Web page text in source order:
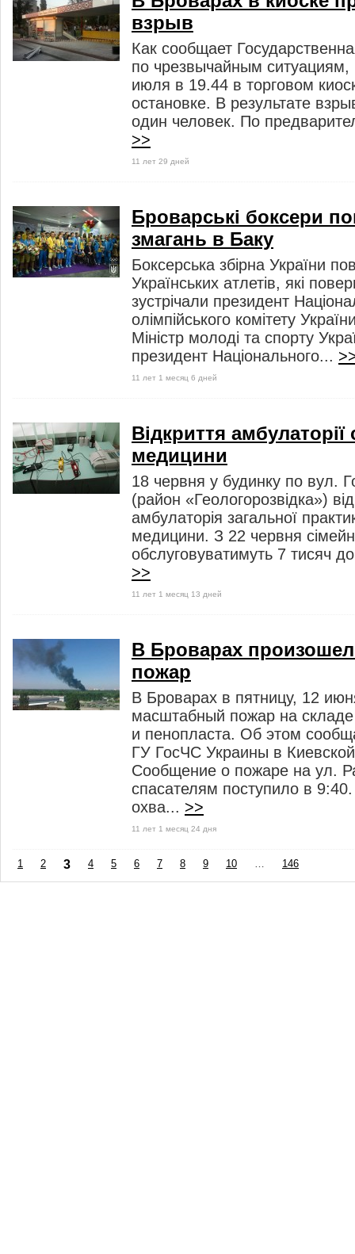
взрыв
Как сообщает
по чрезвычайным
июля в 19.44 в торговом
остановке. В результате
один человек. По
>>
11 лет 29 дней
Броварські боксери
змагань в Баку
Боксерська збірна України
Українських атлетів, які
зустрічали президент
олімпійського комітету
Міністр молоді та спорту
президент Національного...
11 лет 1 месяц 6 дней
Відкриття амбулаторії
медицини
18 червня у будинку по вул.
(район «Геологорозвідка»)
амбулаторія загальної
медицини. З 22 червня сімейні
обслуговуватимуть 7 тисяч
>>
11 лет 1 месяц 13 дней
В Броварах
пожар
В Броварах в пятницу, 12
масштабный пожар на
и пенопласта. Об этом
ГУ ГосЧС Украины в
Сообщение о пожаре на ул.
спасателям поступило в
охва... >>
11 лет 1 месяц 24 дня
1 2 3 4 5 6 7 8 9 10 … 146